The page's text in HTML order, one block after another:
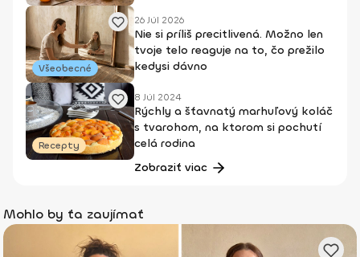
Všeobecné
26 Júl 2026
Nie si príliš precitlivená. Možno len
tvoje telo reaguje na to, čo prežilo
kedysi dávno
Recepty
8 Júl 2024
Rýchly a šťavnatý marhuľový koláč
s tvarohom, na ktorom si pochutí
celá rodina
Zobraziť viac
Mohlo by ťa zaujímať